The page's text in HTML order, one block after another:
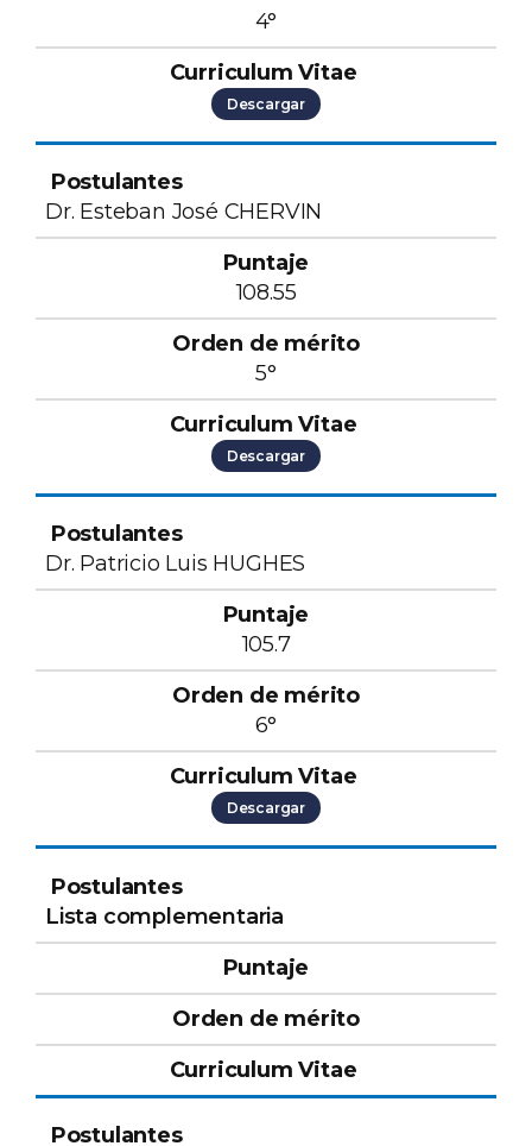
4°
Descargar
Dr. Esteban José CHERVIN
108.55
5°
Descargar
Dr. Patricio Luis HUGHES
105.7
6°
Descargar
Lista complementaria